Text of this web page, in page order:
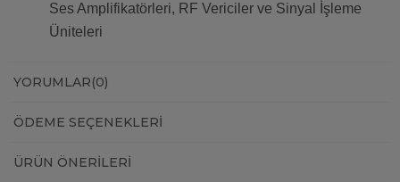
Ses Amplifikatörleri, RF Vericiler ve Sinyal İşleme
Üniteleri
YORUMLAR(0)
ÖDEME SEÇENEKLERI
ÜRÜN ÖNERILERI